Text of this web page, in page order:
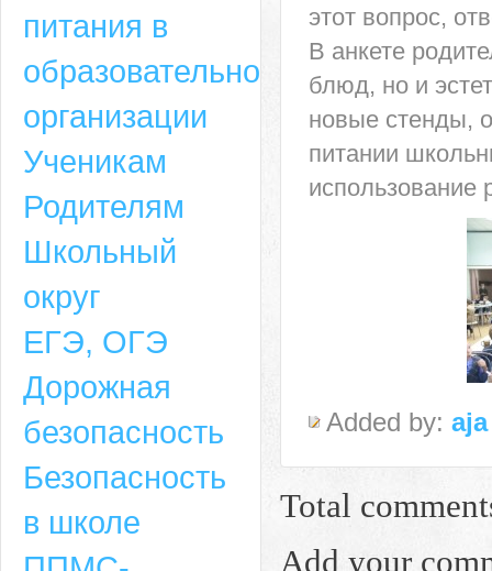
этот вопрос,
В анкете
блюд, но и
новые стенды,
питании
использование
Added by: aja
Total
Add your
питания в
образовательной
организации
Ученикам
Родителям
Школьный
округ
ЕГЭ, ОГЭ
Дорожная
безопасность
Безопасность
в школе